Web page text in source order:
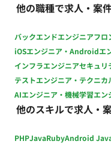
他の職種で求人・案
バックエンドエンジニアフロ
iOSエンジニア・Androidエ
インフラエンジニアセキュリ
テストエンジニア・テクニカ
AIエンジニア・機械学習エン
他のスキルで求人・
PHPJavaRubyAndroid